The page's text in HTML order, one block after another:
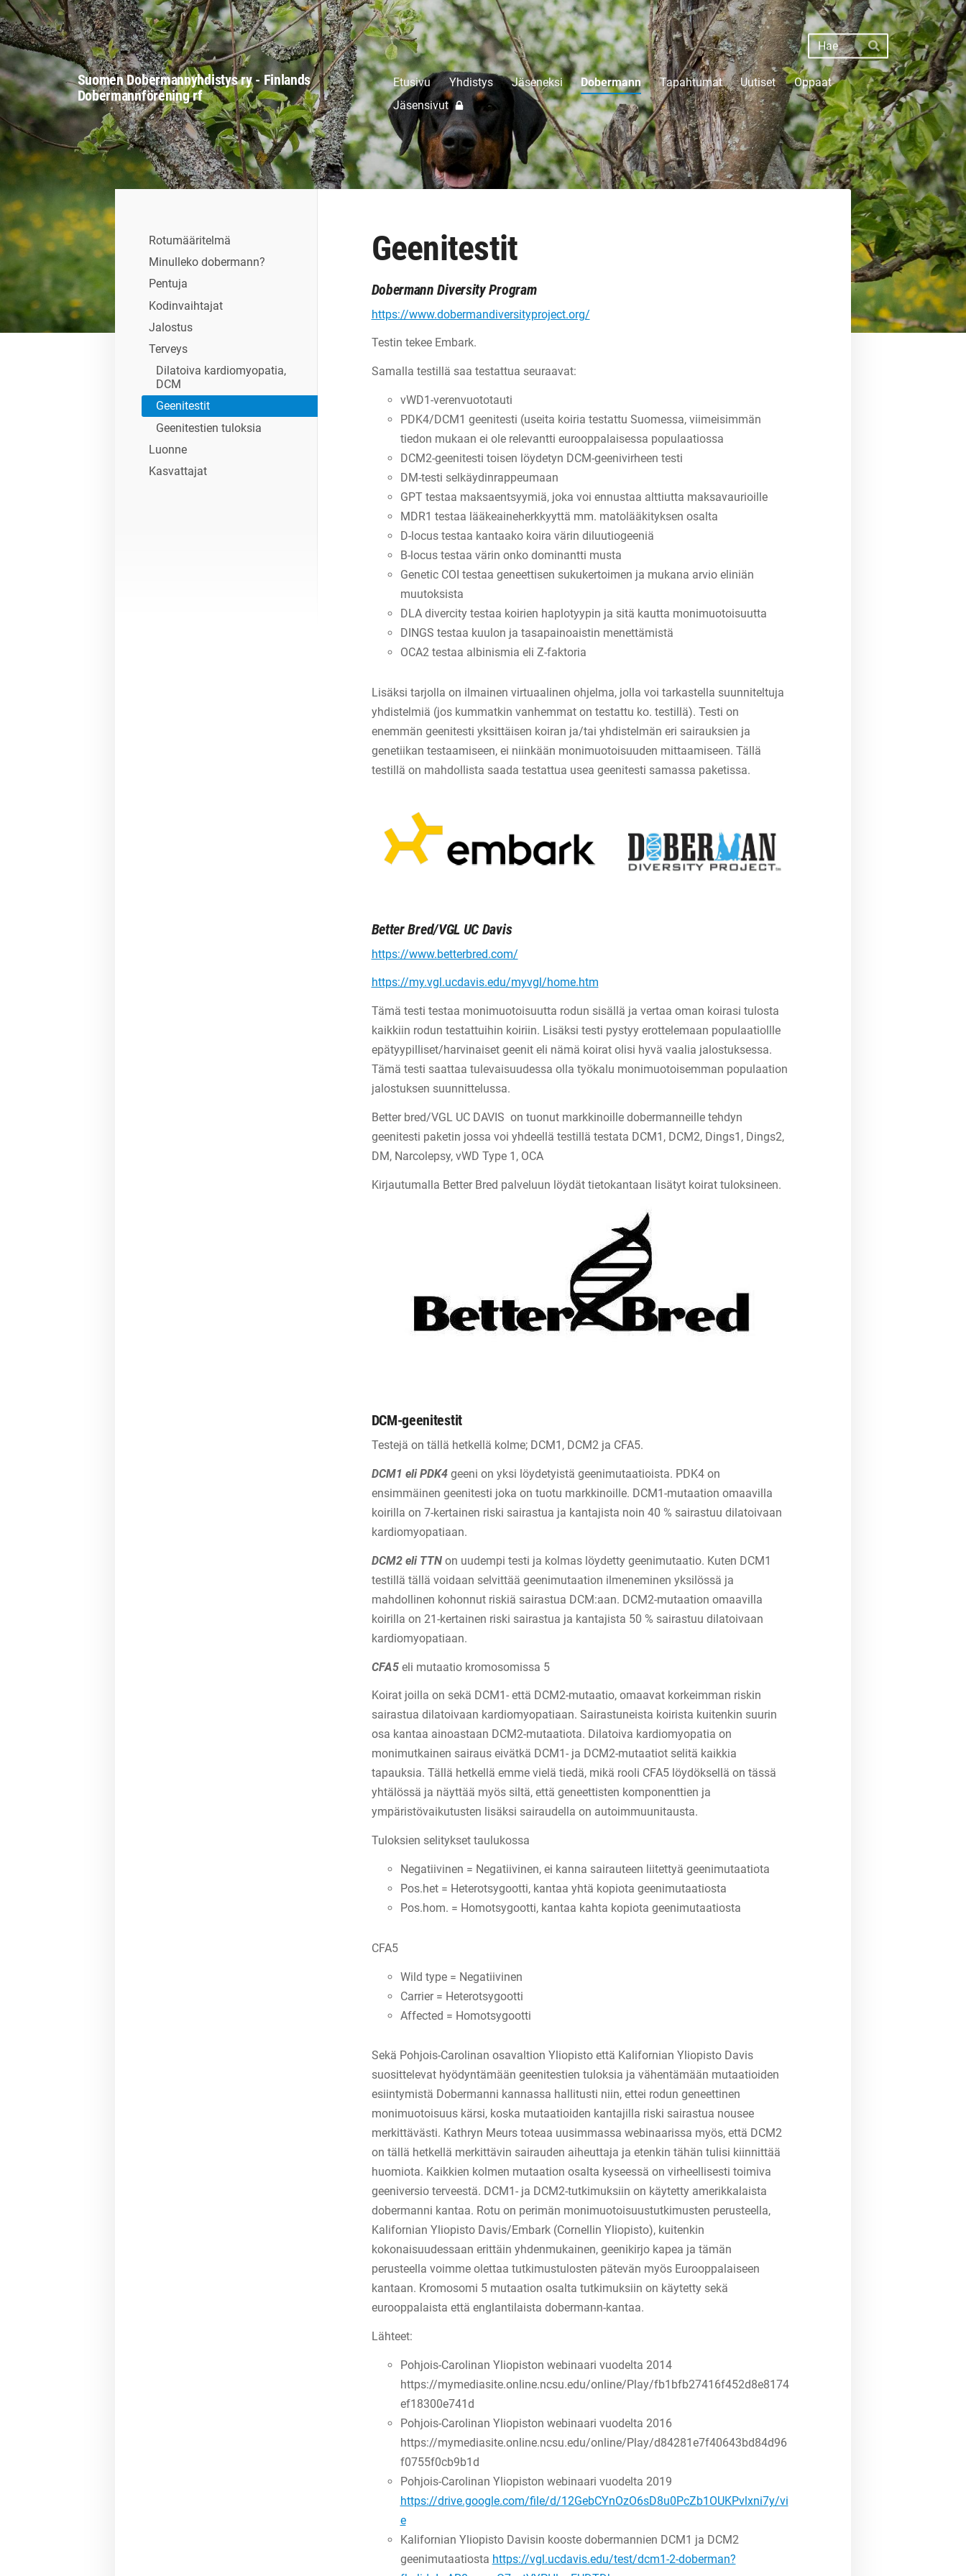
Siirry
sivun
sisältöön
Haku
Hae
Suomen Dobermannyhdistys ry - Finlands
Dobermannförening rf
Etusivu Yhdistys Jäseneksi Dobermann Tapahtumat Uutiset
Oppaat
Jäsensivut
Rotumääritelmä
Minulleko dobermann?
Pentuja
Kodinvaihtajat
Jalostus
Terveys
Dilatoiva kardiomyopatia,
DCM
Geenitestit
Geenitestien tuloksia
Luonne
Kasvattajat
Geenitestit
Dobermann Diversity Program
https://www.dobermandiversityproject.org/
Testin tekee Embark.
Samalla testillä saa testattua seuraavat:
vWD1-verenvuototauti
PDK4/DCM1 geenitesti (useita koiria testattu Suomessa, viimeisimmän
tiedon mukaan ei ole relevantti eurooppalaisessa populaatiossa
DCM2-geenitesti toisen löydetyn DCM-geenivirheen testi
DM-testi selkäydinrappeumaan
GPT testaa maksaentsyymiä, joka voi ennustaa alttiutta maksavaurioille
MDR1 testaa lääkeaineherkkyyttä mm. matolääkityksen osalta
D-locus testaa kantaako koira värin diluutiogeeniä
B-locus testaa värin onko dominantti musta
Genetic COI testaa geneettisen sukukertoimen ja mukana arvio eliniän
muutoksista
DLA divercity testaa koirien haplotyypin ja sitä kautta monimuotoisuutta
DINGS testaa kuulon ja tasapainoaistin menettämistä
OCA2 testaa albinismia eli Z-faktoria
Lisäksi tarjolla on ilmainen virtuaalinen ohjelma, jolla voi tarkastella suunniteltuja
yhdistelmiä (jos kummatkin vanhemmat on testattu ko. testillä). Testi on
enemmän geenitesti yksittäisen koiran ja/tai yhdistelmän eri sairauksien ja
genetiikan testaamiseen, ei niinkään monimuotoisuuden mittaamiseen. Tällä
testillä on mahdollista saada testattua usea geenitesti samassa paketissa.
Better Bred/VGL UC Davis
https://www.betterbred.com/
https://my.vgl.ucdavis.edu/myvgl/home.htm
Tämä testi testaa monimuotoisuutta rodun sisällä ja vertaa oman koirasi tulosta
kaikkiin rodun testattuihin koiriin. Lisäksi testi pystyy erottelemaan populaatiollle
epätyypilliset/harvinaiset geenit eli nämä koirat olisi hyvä vaalia jalostuksessa.
Tämä testi saattaa tulevaisuudessa olla työkalu monimuotoisemman populaation
jalostuksen suunnittelussa.
Better bred/VGL UC DAVIS on tuonut markkinoille dobermanneille tehdyn
geenitesti paketin jossa voi yhdeellä testillä testata DCM1, DCM2, Dings1, Dings2,
DM, Narcolepsy, vWD Type 1, OCA
Kirjautumalla Better Bred palveluun löydät tietokantaan lisätyt koirat tuloksineen.
DCM-geenitestit
Testejä on tällä hetkellä kolme; DCM1, DCM2 ja CFA5.
DCM1 eli PDK4 geeni on yksi löydetyistä geenimutaatioista. PDK4 on
ensimmäinen geenitesti joka on tuotu markkinoille. DCM1-mutaation omaavilla
koirilla on 7-kertainen riski sairastua ja kantajista noin 40 % sairastuu dilatoivaan
kardiomyopatiaan.
DCM2 eli TTN on uudempi testi ja kolmas löydetty geenimutaatio. Kuten DCM1
testillä tällä voidaan selvittää geenimutaation ilmeneminen yksilössä ja
mahdollinen kohonnut riskiä sairastua DCM:aan. DCM2-mutaation omaavilla
koirilla on 21-kertainen riski sairastua ja kantajista 50 % sairastuu dilatoivaan
kardiomyopatiaan.
CFA5eli mutaatio kromosomissa 5
Koirat joilla on sekä DCM1- että DCM2-mutaatio, omaavat korkeimman riskin
sairastua dilatoivaan kardiomyopatiaan. Sairastuneista koirista kuitenkin suurin
osa kantaa ainoastaan DCM2-mutaatiota. Dilatoiva kardiomyopatia on
monimutkainen sairaus eivätkä DCM1- ja DCM2-mutaatiot selitä kaikkia
tapauksia. Tällä hetkellä emme vielä tiedä, mikä rooli CFA5 löydöksellä on tässä
yhtälössä ja näyttää myös siltä, että geneettisten komponenttien ja
ympäristövaikutusten lisäksi sairaudella on autoimmuunitausta.
Tuloksien selitykset taulukossa
Negatiivinen = Negatiivinen, ei kanna sairauteen liitettyä geenimutaatiota
Pos.het = Heterotsygootti, kantaa yhtä kopiota geenimutaatiosta
Pos.hom. = Homotsygootti, kantaa kahta kopiota geenimutaatiosta
CFA5
Wild type = Negatiivinen
Carrier = Heterotsygootti
Affected = Homotsygootti
Sekä Pohjois-Carolinan osavaltion Yliopisto että Kalifornian Yliopisto Davis
suosittelevat hyödyntämään geenitestien tuloksia ja vähentämään mutaatioiden
esiintymistä Dobermanni kannassa hallitusti niin, ettei rodun geneettinen
monimuotoisuus kärsi, koska mutaatioiden kantajilla riski sairastua nousee
merkittävästi. Kathryn Meurs toteaa uusimmassa webinaarissa myös, että DCM2
on tällä hetkellä merkittävin sairauden aiheuttaja ja etenkin tähän tulisi kiinnittää
huomiota. Kaikkien kolmen mutaation osalta kyseessä on virheellisesti toimiva
geeniversio terveestä. DCM1- ja DCM2-tutkimuksiin on käytetty amerikkalaista
dobermanni kantaa. Rotu on perimän monimuotoisuustutkimusten perusteella,
Kalifornian Yliopisto Davis/Embark (Cornellin Yliopisto), kuitenkin
kokonaisuudessaan erittäin yhdenmukainen, geenikirjo kapea ja tämän
perusteella voimme olettaa tutkimustulosten pätevän myös Eurooppalaiseen
kantaan. Kromosomi 5 mutaation osalta tutkimuksiin on käytetty sekä
eurooppalaista että englantilaista dobermann-kantaa.
Lähteet:
Pohjois-Carolinan Yliopiston webinaari vuodelta 2014
https://mymediasite.online.ncsu.edu/online/Play/fb1bfb27416f452d8e8174
ef18300e741d
Pohjois-Carolinan Yliopiston webinaari vuodelta 2016
https://mymediasite.online.ncsu.edu/online/Play/d84281e7f40643bd84d96
f0755f0cb9b1d
Pohjois-Carolinan Yliopiston webinaari vuodelta 2019
https://drive.google.com/file/d/12GebCYnOzO6sD8u0PcZb1OUKPvlxni7y/vi
e
Kalifornian Yliopisto Davisin kooste dobermannien DCM1 ja DCM2
geenimutaatiosta https://vgl.ucdavis.edu/test/dcm1-2-doberman?